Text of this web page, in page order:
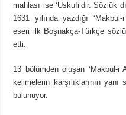
mahlası ise ‘Uskufi’dir. Sözlük
1631 yılında yazdığı
eseri ilk Boşnakça-Türkçe
etti.
13 bölümden oluşan ‘Makbul-i
kelimelerin karşılıklarının
bulunuyor.